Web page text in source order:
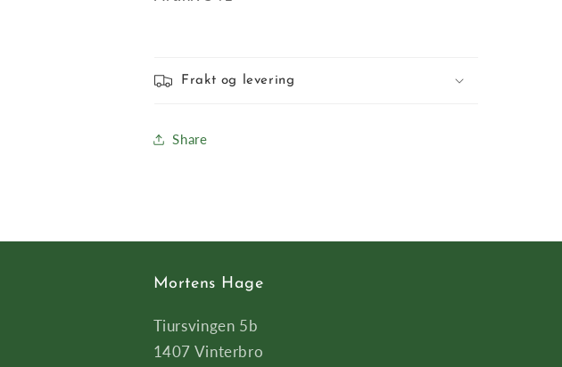
Frakt og levering
Share
Mortens Hage
Tiursvingen 5b
1407 Vinterbro